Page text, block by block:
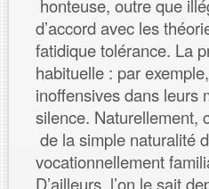
honteuse, outre que
d’accord avec les
fatidique tolérance. La
habituelle : par
inoffensives dans leurs
silence. Naturellement,
de la simple naturalité
vocationnellement
D’ailleurs, l’on le sait